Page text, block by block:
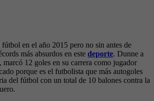
en el año 2015 pero no sin antes de
más absurdos en este deporte. Dunne a
marcó 12 goles en su carrera como jugador
porque es el futbolista que más autogoles
del fútbol con un total de 10 balones contra la